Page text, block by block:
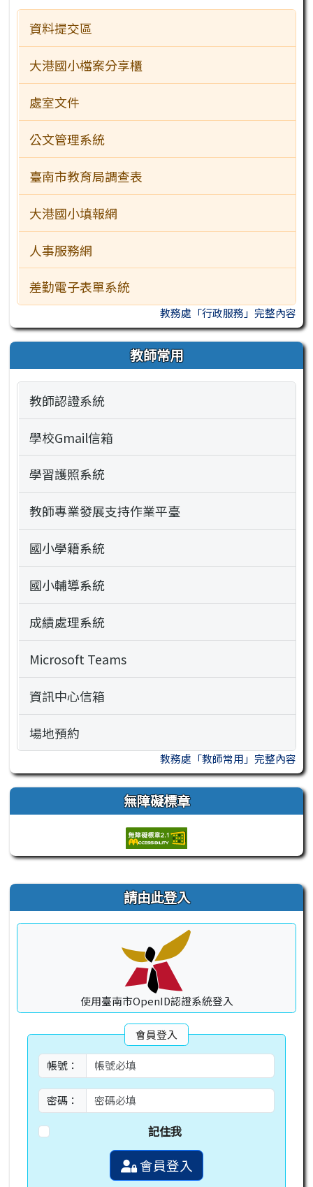
資料提交區
大港國小檔案分享櫃
處室文件
公文管理系統
臺南市教育局調查表
大港國小填報網
人事服務網
差勤電子表單系統
教務處「行政服務」完整內容
教師常用
教師認證系統
學校Gmail信箱
學習護照系統
教師專業發展支持作業平臺
國小學籍系統
國小輔導系統
成績處理系統
Microsoft Teams
資訊中心信箱
場地預約
教務處「教師常用」完整內容
無障礙標章
右邊區域內容 請由此登入
使用臺南市OpenID認證系統登入
會員登入
帳號：
密碼：
記住我
會員登入